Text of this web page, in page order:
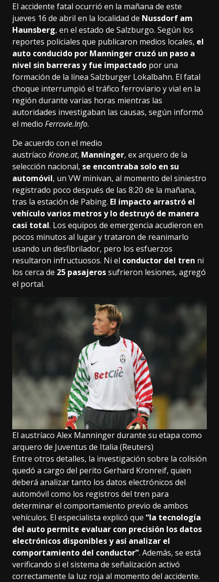
El accidente fatal ocurrió en la mañana de este
jueves 16 de abril en la localidad de Nussdorf am
Haunsberg, en el estado de Salzburgo. Según los
reportes policiales que publicaron medios locales, el
auto conducido por Manninger cruzó un paso a
nivel sin barreras y fue impactado por una
formación de la línea Salzburger Lokalbahn. El fatal
choque interrumpió el tráfico ferroviario y vial en la
región durante varias horas mientras las
autoridades investigaban las causas, según informó
el medio Ferrovie.Info.
De acuerdo con el medio
austríaco Krone.at, Manninger, ex arquero de la
selección nacional, se encontraba solo en su
automóvil, un VW minivan, al momento del siniestro
registrado poco después de las 8:20 de la mañana,
tras la estación de Pabing. El impacto arrastró el
vehículo varios metros y lo destruyó de manera
casi total. Los equipos de emergencia acudieron en
pocos minutos al lugar y trataron de reanimarlo
usando un desfibrilador, pero los esfuerzos
resultaron infructuosos. Ni el conductor del tren ni
los cerca de 25 pasajerossufrieron lesiones, agregó
el portal.
El austríaco Alex Manninger durante su etapa como
arquero de Juventus de Italia (Reuters)
Entre otros detalles, la investigación sobre la colisión
quedó a cargo del perito Gerhard Kronreif, quien
deberá analizar tanto los datos electrónicos del
automóvil como los registros del tren para
determinar el comportamiento previo de ambos
vehículos. El especialista explicó que “la tecnología
del auto permite evaluar con precisión los datos
electrónicos disponibles y así analizar el
comportamiento del conductor”. Además, se está
verificando si el sistema de señalización activó
correctamente la luz roja al momento del accidente.